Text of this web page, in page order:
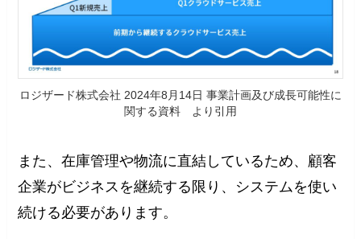
ロジザード株式会社 2024年8月14日 事業計画及び成長可能性に
関する資料 より引用
また、在庫管理や物流に直結しているため、顧客
企業がビジネスを継続する限り、システムを使い
続ける必要があります。